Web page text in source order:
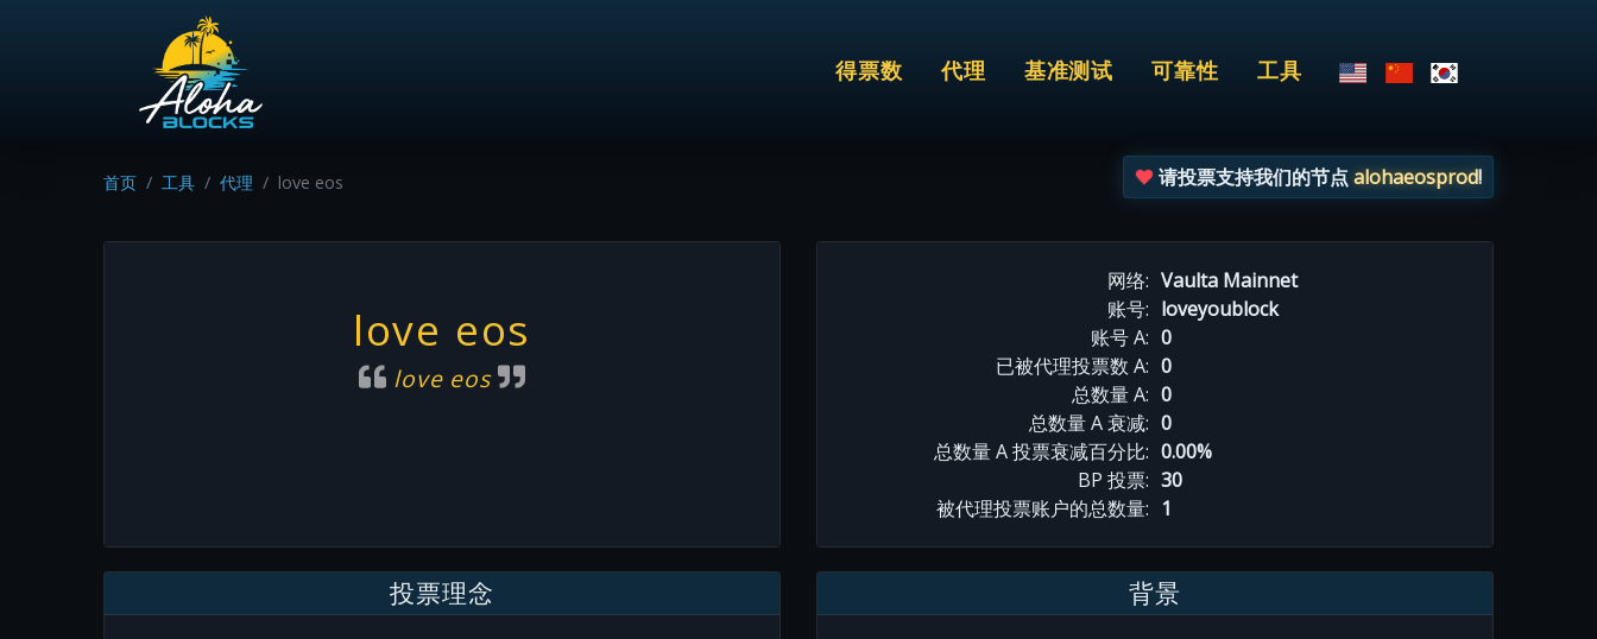
得票数 代理 基准测试 可靠性 工具
首页 工具 代理 love eos 请投票支持我们的节点alohaeosprod!
love eos
love eos
网络: Vaulta Mainnet
账号: loveyoublock
账号 A: 0
已被代理投票数 A: 0
总数量 A: 0
总数量 A 衰减: 0
总数量 A 投票衰减百分比: 0.00%
BP 投票: 30
被代理投票账户的总数量: 1
投票理念 背景